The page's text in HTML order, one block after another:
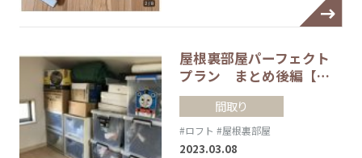
屋根裏部屋パーフェクト
プラン まとめ後編【…
間取り
#ロフト #屋根裏部屋
2023.03.08